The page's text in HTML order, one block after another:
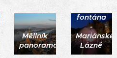
Měllník
panorama
Zpívající
fontána
-
Mariánské
Lázně